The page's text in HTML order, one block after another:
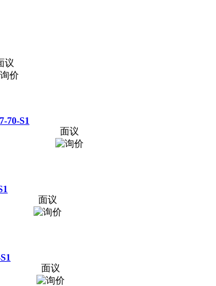
议
70-S1
面议
面议
面议